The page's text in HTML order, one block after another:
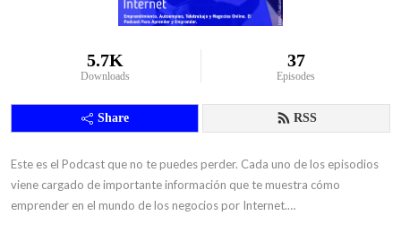
5.7K
Downloads
37
Episodes
Share RSS
Este es el Podcast que no te puedes perder. Cada uno de los episodios
viene cargado de importante información que te muestra cómo
emprender en el mundo de los negocios por Internet.